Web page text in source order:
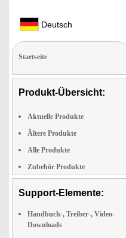
Deutsch
Startseite
Produkt-Übersicht:
Aktuelle Produkte
Ältere Produkte
Alle Produkte
Zubehör Produkte
Support-Elemente:
Handbuch-, Treiber-, Video-
Downloads